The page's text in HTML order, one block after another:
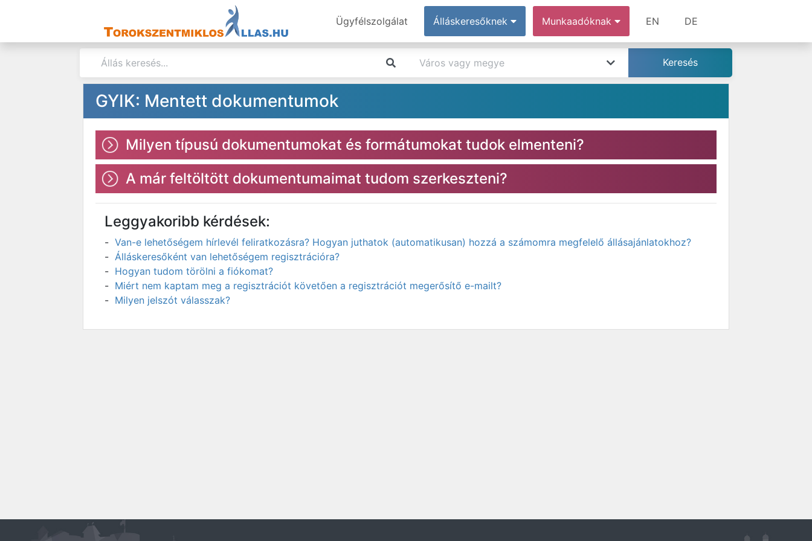
Ügyfélszolgálat Álláskeresőknek Munkaadóknak EN DE
GYIK: Mentett dokumentumok
Milyen típusú dokumentumokat és formátumokat tudok elmenteni?
A már feltöltött dokumentumaimat tudom szerkeszteni?
Leggyakoribb kérdések:
Van-e lehetőségem hírlevél feliratkozásra? Hogyan juthatok (automatikusan) hozzá a számomra megfelelő állásajánlatokhoz?
Álláskeresőként van lehetőségem regisztrációra?
Hogyan tudom törölni a fiókomat?
Miért nem kaptam meg a regisztrációt követően a regisztrációt megerősítő e-mailt?
Milyen jelszót válasszak?